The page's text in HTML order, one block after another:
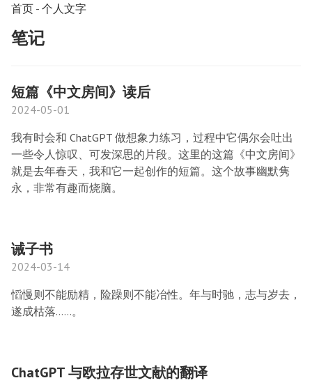
首页 - 个人文字
笔记
短篇《中文房间》读后
2024-05-01
我有时会和 ChatGPT 做想象力练习，过程中它偶尔会吐出
一些令人惊叹、可发深思的片段。这里的这篇《中文房间》
就是去年春天，我和它一起创作的短篇。这个故事幽默隽
永，非常有趣而烧脑。
诫子书
2024-03-14
慆慢则不能励精，险躁则不能冶性。年与时驰，志与岁去，
遂成枯落……。
ChatGPT 与欧拉存世文献的翻译